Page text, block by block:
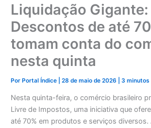
Liquidação Gigante:
Descontos de até
tomam conta do
nesta quinta
PorPortal Índice |28 de maio de 2026 |3 minutos
Nesta quinta-feira, o comércio brasileiro
Livre de Impostos, uma iniciativa que
até 70% em produtos e serviços diversos.